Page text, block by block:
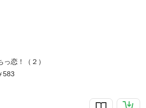
っ恋！（２）
583